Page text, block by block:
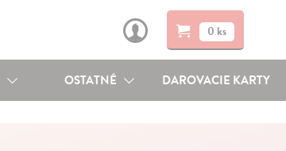
0 ks
OSTATNÉ DAROVACIE KARTY